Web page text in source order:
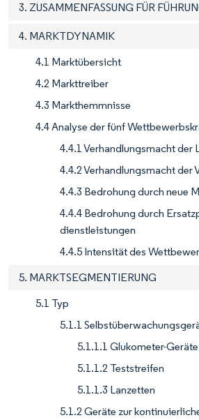
3. ZUSAMMENFASSUNG FÜR
4. MARKTDYNAMIK
4.1 Marktübersicht
4.2 Markttreiber
4.3 Markthemmnisse
4.4 Analyse der fünf
4.4.1 Verhandlungsmacht der
4.4.2 Verhandlungsmacht der
4.4.3 Bedrohung durch neue
4.4.4 Bedrohung durch
dienstleistungen
4.4.5 Intensität des
5. MARKTSEGMENTIERUNG
5.1 Typ
5.1.1
5.1.1.1 Glukometer-Geräte
5.1.1.2 Teststreifen
5.1.1.3 Lanzetten
5.1.2 Geräte zur